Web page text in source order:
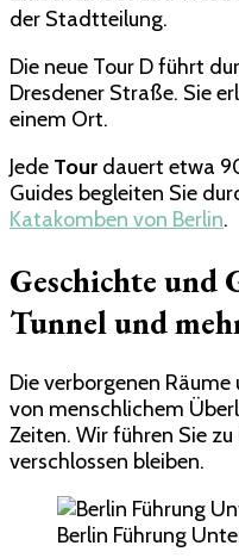
der Stadtteilung.
Die neue Tour D führt
Dresdener Straße. Sie
einem Ort.
Jede Tour dauert etwa
Guides begleiten Sie
Katakomben von Berlin.
Geschichte und
Tunnel und
Die verborgenen
von menschlichem
Zeiten. Wir führen Sie
verschlossen bleiben.
Berlin Führung